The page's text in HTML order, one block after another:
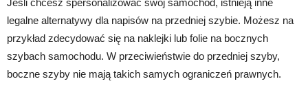
legalne alternatywy dla napisów na przedniej szybie. Możesz na
przykład zdecydować się na naklejki lub folie na bocznych
szybach samochodu. W przeciwieństwie do przedniej szyby,
boczne szyby nie mają takich samych ograniczeń prawnych.